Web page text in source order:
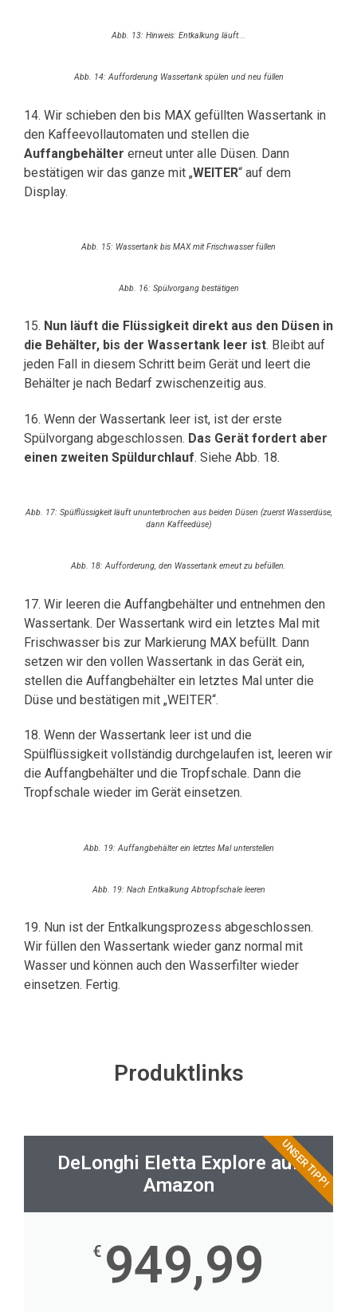
Abb. 13: Hinweis: Entkalkung läuft...
Abb. 14: Aufforderung Wassertank spülen und neu füllen
14. Wir schieben den bis MAX gefüllten Wassertank in
den Kaffeevollautomaten und stellen die
Auffangbehälter erneut unter alle Düsen. Dann
bestätigen wir das ganze mit „WEITER“ auf dem
Display.
Abb. 15: Wassertank bis MAX mit Frischwasser füllen
Abb. 16: Spülvorgang bestätigen
15. Nun läuft die Flüssigkeit direkt aus den Düsen in
die Behälter, bis der Wassertank leer ist. Bleibt auf
jeden Fall in diesem Schritt beim Gerät und leert die
Behälter je nach Bedarf zwischenzeitig aus.
16. Wenn der Wassertank leer ist, ist der erste
Spülvorgang abgeschlossen. Das Gerät fordert aber
einen zweiten Spüldurchlauf. Siehe Abb. 18.
Abb. 17: Spülflüssigkeit läuft ununterbrochen aus beiden Düsen (zuerst Wasserdüse,
dann Kaffeedüse)
Abb. 18: Aufforderung, den Wassertank erneut zu befüllen.
17. Wir leeren die Auffangbehälter und entnehmen den
Wassertank. Der Wassertank wird ein letztes Mal mit
Frischwasser bis zur Markierung MAX befüllt. Dann
setzen wir den vollen Wassertank in das Gerät ein,
stellen die Auffangbehälter ein letztes Mal unter die
Düse und bestätigen mit „WEITER“.
18. Wenn der Wassertank leer ist und die
Spülflüssigkeit vollständig durchgelaufen ist, leeren wir
die Auffangbehälter und die Tropfschale. Dann die
Tropfschale wieder im Gerät einsetzen.
Abb. 19: Auffangbehälter ein letztes Mal unterstellen
Abb. 19: Nach Entkalkung Abtropfschale leeren
19. Nun ist der Entkalkungsprozess abgeschlossen.
Wir füllen den Wassertank wieder ganz normal mit
Wasser und können auch den Wasserfilter wieder
einsetzen. Fertig.
Produktlinks
DeLonghi Eletta Explore auf
Amazon
€ 949,99
UNSER TIPP!